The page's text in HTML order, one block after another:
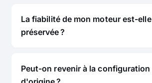
La fiabilité de mon moteur est-elle
préservée ?
Peut-on revenir à la configuration